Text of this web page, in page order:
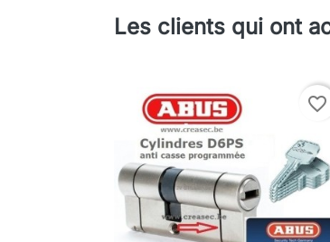
Les clients qui ont
favorite_border